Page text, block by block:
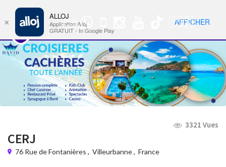
Groupe
WhatsApp
🇺🇸 Nav
3321 Vues
CERJ
76 Rue de Fontanières , Villeurbanne, France
×
ALLOJ
Application Alloj
GRATUIT - In Google Play
AFFICHER